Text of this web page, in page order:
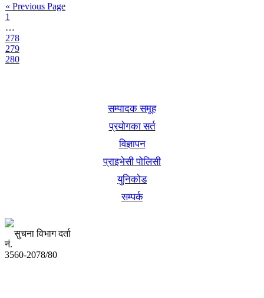
« Previous Page
1
…
278
279
280
सम्पादक समूह
प्रयोगका सर्त
विज्ञापन
प्राइभेसी पोलिसी
युनिकोड
सम्पर्क
सुचना विभाग दर्ता
नं.
3560-2078/80